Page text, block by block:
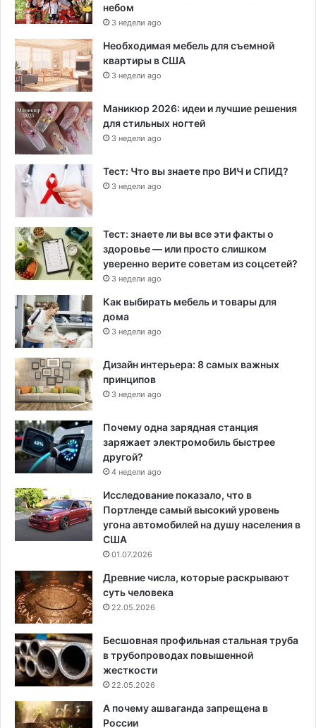
небом
3 недели ago
Необходимая мебель для съемной
квартиры в США
3 недели ago
Маникюр 2026: идеи и лучшие решения
для стильных ногтей
3 недели ago
Тест: Что вы знаете про ВИЧ и СПИД?
3 недели ago
Тест: знаете ли вы все эти факты о
здоровье — или просто слишком
уверенно верите советам из соцсетей?
3 недели ago
Как выбирать мебель и товары для
дома
3 недели ago
Дизайн интерьера: 8 самых важных
принципов
3 недели ago
Почему одна зарядная станция
заряжает электромобиль быстрее
другой?
4 недели ago
Исследование показало, что в
Портленде самый высокий уровень
угона автомобилей на душу населения в
США
01.07.2026
Древние числа, которые раскрывают
суть человека
22.05.2026
Бесшовная профильная стальная труба
в трубопроводах повышенной
жесткости
22.05.2026
А почему ашваганда запрещена в
России